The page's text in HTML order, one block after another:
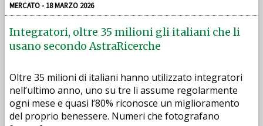
MERCATO - 18 MARZO 2026
Integratori, oltre 35 milioni gli italiani che li
usano secondo AstraRicerche
Oltre 35 milioni di italiani hanno utilizzato integratori
nell’ultimo anno, uno su tre li assume regolarmente
ogni mese e quasi l’80% riconosce un miglioramento
del proprio benessere. Numeri che fotografano